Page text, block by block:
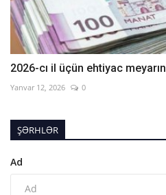
2026-cı il üçün ehtiyac
Yanvar 12, 2026 0
ŞƏRHLƏR
Ad